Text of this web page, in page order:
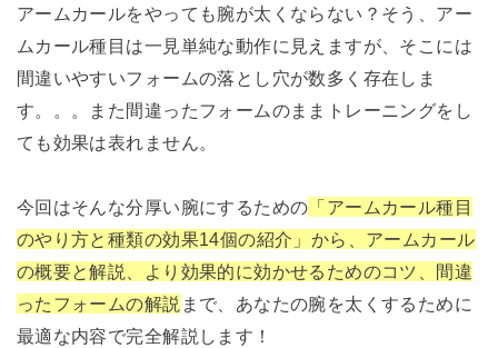
アームカールをやっても腕が太くならない？そう、アー
ムカール種目は一見単純な動作に見えますが、そこには
間違いやすいフォームの落とし穴が数多く存在しま
す。。。また間違ったフォームのままトレーニングをし
ても効果は表れません。
今回はそんな分厚い腕にするための 「アームカール種目
のやり方と種類の効果14個の紹介」から、アームカール
の概要と解説、より効果的に効かせるためのコツ、間違
ったフォームの解説 まで、あなたの腕を太くするために
最適な内容で完全解説します！